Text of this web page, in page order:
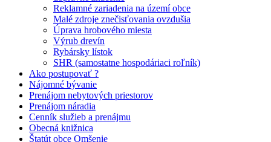
Reklamné zariadenia na území obce
Malé zdroje znečisťovania ovzdušia
Úprava hrobového miesta
Výrub drevín
Rybársky lístok
SHR (samostatne hospodáriaci roľník)
Ako postupovať ?
Nájomné bývanie
Prenájom nebytových priestorov
Prenájom náradia
Cenník služieb a prenájmu
Obecná knižnica
Štatút obce Omšenie